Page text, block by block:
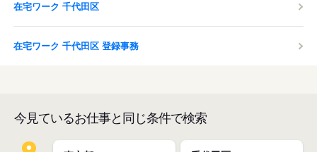
在宅ワーク 千代田区
在宅ワーク 千代田区 登録事務
今見ているお仕事と同じ条件で検索